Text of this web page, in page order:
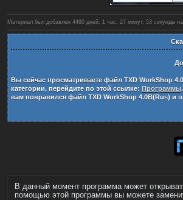
Материал был добавлен 4480 дней, 1 час, 27 минут, 54 секунды
Вы сейчас просматриваете файл TXD WorkShop
категории, перейдите по этой ссылке: Программы
вам понравился файл TXD WorkShop 4.0B(Rus) и
В данный момент программа может
помощью этой программы вы можете